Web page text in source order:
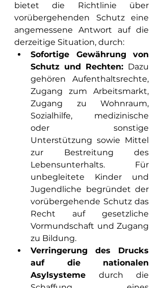
bietet die Richtlinie über
vorübergehenden Schutz eine
angemessene Antwort auf die
derzeitige Situation, durch:
Sofortige Gewährung von
Schutz und Rechten: Dazu
gehören Aufenthaltsrechte,
Zugang zum Arbeitsmarkt,
Zugang zu Wohnraum,
Sozialhilfe, medizinische
oder sonstige
Unterstützung sowie Mittel
zur Bestreitung des
Lebensunterhalts. Für
unbegleitete Kinder und
Jugendliche begründet der
vorübergehende Schutz das
Recht auf gesetzliche
Vormundschaft und Zugang
zu Bildung.
Verringerung des Drucks
auf die nationalen
Asylsysteme durch die